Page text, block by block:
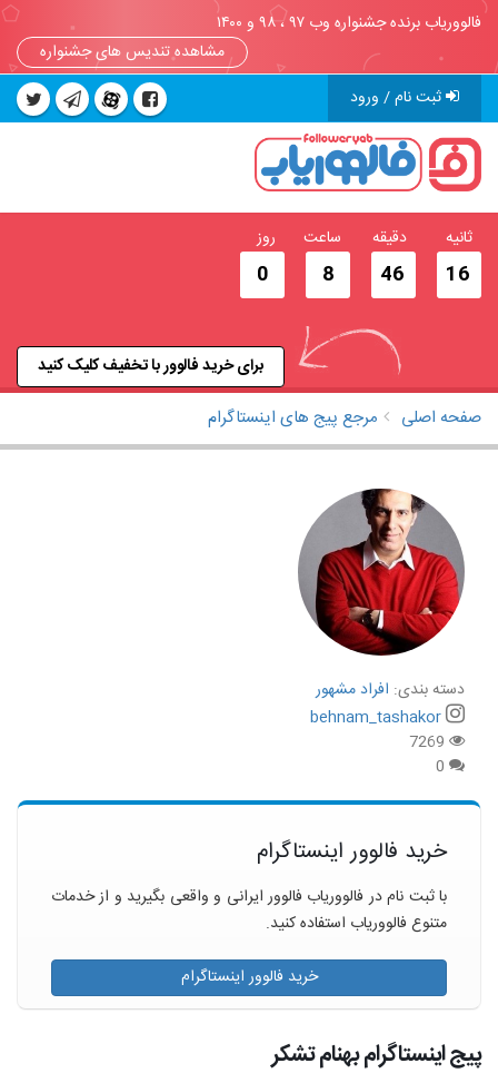
فالووریاب برنده جشنواره وب ۹۷ ، ۹۸ و ۱۴۰۰
مشاهده تندیس های جشنواره
ثبت نام / ورود
16
ثانیه
46
دقیقه
8
ساعت
0
روز
برای خرید فالوور با تخفیف کلیک کنید
صفحه اصلی مرجع پیج های اینستاگرام
دسته بندی: افراد مشهور
behnam_tashakor
خرید فالوور اینستاگرام
با ثبت نام در فالووریاب فالوور ایرانی و واقعی بگیرید و از خدمات
متنوع فالووریاب استفاده کنید.
خرید فالوور اینستاگرام
پیج اینستاگرام بهنام تشکر